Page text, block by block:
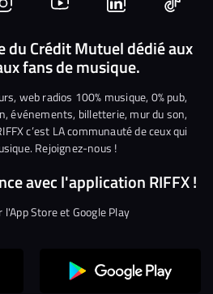
Nous
rejoindre
sur
Instagram
Nous
rejoindre
sur
YouTube
Nous
rejoindre
sur
Linkedin
Nous
du Crédit Mutuel dédié aux
fans de musique.
web radios 100% musique, 0% pub,
événements, billetterie, mur du son,
c’est LA communauté de ceux qui
Rejoignez-nous !
avec l'application RIFFX !
l'App Store et Google Play